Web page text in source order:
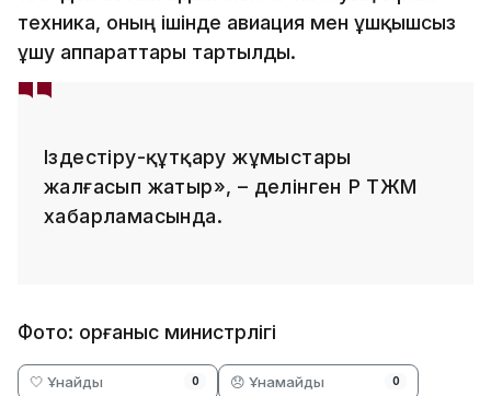
техника, оның ішінде авиация мен ұшқышсыз
ұшу аппараттары тартылды.
Іздестіру-құтқару жұмыстары
жалғасып жатыр», – делінген ҚР ТЖМ
хабарламасында.
Фото: Қорғаныс министрлігі
🤍 Ұнайды 0 😞 Ұнамайды 0